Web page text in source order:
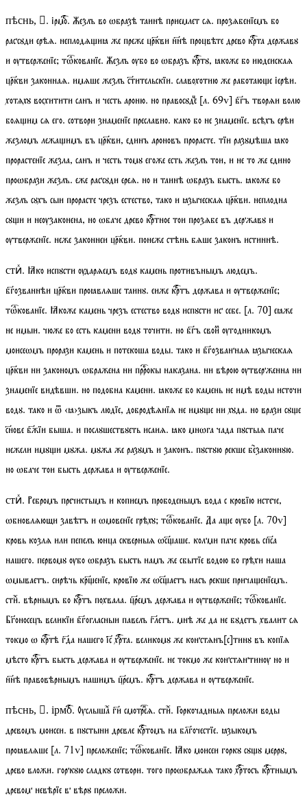
пѣснь, . ірмо. Жезлъ во ѡбразѣ таинѣ приемлет сѧ. прозѧбенїемъ бо
рассꙋди ерѣѧ. неплодѧиꙗ же преже цркви ннѣ процвѣте древо крта державꙋ
и ѹтверженїе;тѡкованїе. Жезлъ ѹбо во ѡбразъ кртꙋ, ꙗкоже бо июдеискаѧ
цркви законнаѧ. имѧше жезлъ стительскїи. славохотию же работаюе іерѣи.
хотѧхꙋ восхитити санъ и честь ароню. но правосꙋдеⷰ[л.69v] бгъ творѧи волю
боѧим сѧ его. сотвори знаменїе преславно. како бо не знаменїе. всѣхъ ерѣи
жезломъ лежаимъ въ цркви, единъ ароновъ прорасте. тїи разꙋмѣша ꙗко
прорастенїе жезла,санъ и честь томꙋ егоже есть жезлъ тои, и не то же едино
проѡбрази жезлъ. еже рассꙋди ереѧ. но и таинѣ ѡбразъ бысть. ꙗкоже бо
жезлъ сꙋхъ сыи прорасте чрезъ естество, тако и ꙗзыческаѧ цркви. неплодна
сꙋи и неѹзаконена, но ѡбаче древо кртное тои прозѧбе въ державꙋ и
ѹтверженїе. неже законнеи цркви. понеже стѣнь бѧше законъ истиннѣ.
стиⷯ. Ꙗко испꙋсти ѹдарѧемъ водꙋ камень противънымъ людемъ.
бгозваннѣи цркви проꙗвлѧше таинꙋ. еиже кртъ держава и ѹтверженїе;
тѡкованїе. Ꙗкоже камень чрезъ естество водꙋ испꙋсти ис себе. [л.70]еꙗже
не имыи. чюже бо есть камени водꙋ точити. но бгъ своиⷨ ѹгодникомъ
моисеѡмъ прорази камень и потекоша воды. тако и бгозваннаѧ ꙗзыческаѧ
цркви ни закономъ ѡбражена ни пррокы наказана. ни вѣрою ѹтверженна ни
знаменїе видѣвши. но подобна камени. ꙗкоже бо камень не имѣ воды источи
водꙋ. тако и ѿ ‹ꙗ›зыкъ людїе, добродѣѧнїѧ не имꙋе ни хꙋда. но врази сꙋе
снове бжїи быша. и послꙋшествꙋеть исаиѧ. ꙗко мнѡга чада пꙋстыѧ паче
нежели имꙋи мꙋжа. мꙋжа же разꙋмъ и законъ. пꙋстꙋю рекше безаконнꙋю.
но ѡбаче тои бысть держава и ѹтверженїе.
стиⷯ. Ребромъ пречистымъ и копиемъ прободенымъ вода с кровїю истече,
ѡбновлѧющи завѣтъ и ѡмовенїе грѣхꙋ;тѡкованїе. Да ае ѹбо[л.70v]
кровь козлѧ или пепелъ юнца скверныѧ ѡсаше. колми паче кровь спса
нашего. первомꙋ ѹбо ѡбразъ бысть намъ же сбытїе водою бо грѣхи наша
ѡмываетъ. сирѣчь кренїе, кровїю же ѡсаетъ насъ рекше причаенїемъ.
сти. вѣрнымъ бо кртъ похвала. цремъ держава и ѹтверженїе;тѡкованїе.
Боносецъ великїи бгогласныи павелъ глетъ. мнѣ же да не бꙋдетъ хвалит сѧ
токмо ѡ кртѣ гда нашего іс҃ хрта. великомꙋ же констѧнъ[с]тинꙋ въ копїѧ
мѣсто кртъ бысть держава и ѹтверженїе. не токмо же констѧнтинѹ но и
ннѣ правовѣрнымъ нашимъ цремъ. кртъ держава и ѹтверженїе.
пѣснь, . ірмо. Ѹслышаⷯ ги смотреѧ.стиⷯ. Горкочадныѧ преложи воды
древомъ моисеи. в пꙋстыни древле кртомъ на блгочестїе. ꙗзыкомъ
проꙗвлѧше[л.71v] преложенїе;тѡкованїе. Ꙗко моисеи горкꙋ сꙋꙋ меррꙋ,
древо вложи. горкꙋю сладкꙋ сотвори. того проѡбражаѧ тако хртосъ кртнымъ
древом невѣрїе в вѣрꙋ преложи.